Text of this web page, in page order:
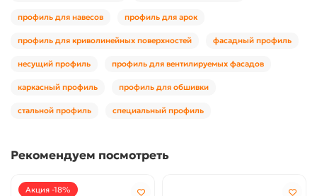
профиль для навесов профиль для арок
профиль для криволинейных поверхностей фасадный профиль
несущий профиль профиль для вентилируемых фасадов
каркасный профиль профиль для обшивки
стальной профиль специальный профиль
Рекомендуем посмотреть
Акция -18%